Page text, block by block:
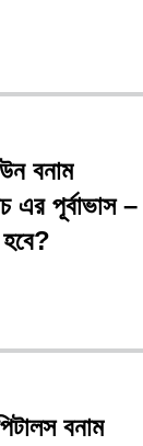
বনাম
এর পূর্বাভাস –
বনাম